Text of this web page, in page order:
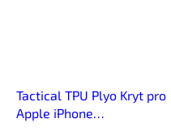
Tactical TPU Plyo Kryt pro
Apple iPhone